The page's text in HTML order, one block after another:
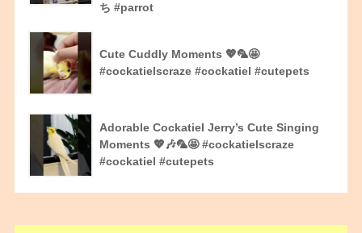
ち #parrot
Cute Cuddly Moments 💖🦜🤩
#cockatielscraze #cockatiel #cutepets
Adorable Cockatiel Jerry’s Cute Singing
Moments 💖🎶🦜🤩 #cockatielscraze
#cockatiel #cutepets